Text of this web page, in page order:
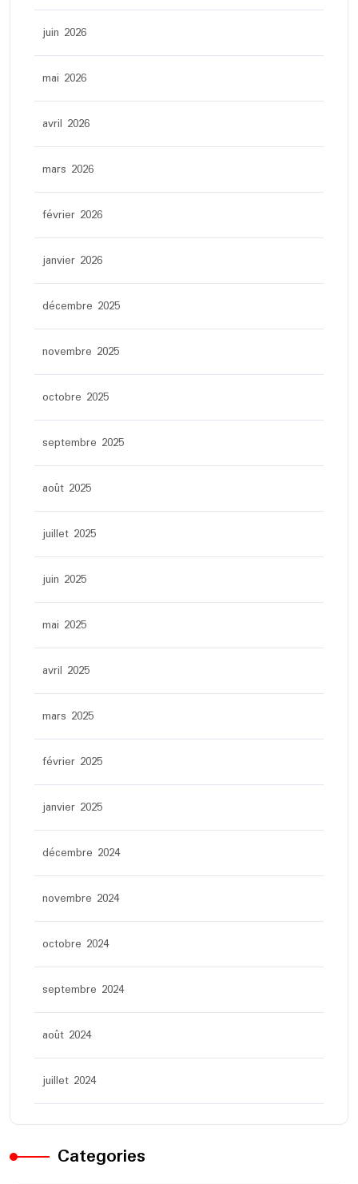
juin 2026
mai 2026
avril 2026
mars 2026
février 2026
janvier 2026
décembre 2025
novembre 2025
octobre 2025
septembre 2025
août 2025
juillet 2025
juin 2025
mai 2025
avril 2025
mars 2025
février 2025
janvier 2025
décembre 2024
novembre 2024
octobre 2024
septembre 2024
août 2024
juillet 2024
Categories